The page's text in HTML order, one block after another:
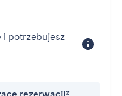
i potrzebujesz